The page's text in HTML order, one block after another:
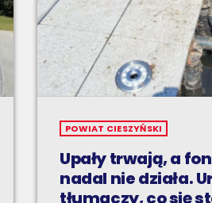
POWIAT CIESZYŃSKI
Upały trwają, a
nadal nie działa.
tłumaczy, co się